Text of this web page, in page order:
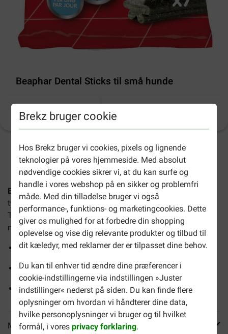
Brekz bruger cookie
Hos Brekz bruger vi cookies, pixels og lignende
teknologier på vores hjemmeside. Med absolut
nødvendige cookies sikrer vi, at du kan surfe og
handle i vores webshop på en sikker og problemfri
måde. Med din tilladelse bruger vi også
performance-, funktions- og marketingcookies. Dette
giver os mulighed for at forbedre din shopping
oplevelse og vise dig relevante produkter og tilbud til
dit kæledyr, med reklamer der er tilpasset dine behov.
Du kan til enhver tid ændre dine præferencer i
cookie-indstillingerne via indstillingen »Juster
indstillinger« nederst på siden. Du kan finde flere
oplysninger om hvordan vi håndterer dine data,
hvilke personoplysninger vi bruger og til hvilket
formål, i voresprivacy forklaring.
Beaphar Dental Sticks til små hunde
6)
2-4 arbejdsdage, medmindre andet er angivet
Beaphar Dental Sticks til små hunde
er stjerneformede
tyggepinde med brun tang, spirulina og grøn te.
Tyggepindene stimulerer den naturlige udrensningsproces,
mens der tygges. Velegnet til små hunde op til 10 kg.
Fjerner plak
Giver frisk ånde
Uden kunstige smags- og farvestoffer
Mere info